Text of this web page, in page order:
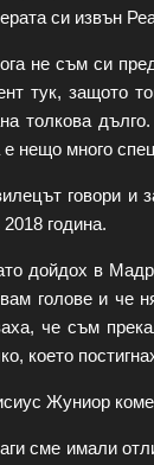
си извън
не съм си
тук, защото
толкова
е нещо много
говори и
2018 година.
дойдох в
голове и че
че съм
което
Жуниор
сме имали